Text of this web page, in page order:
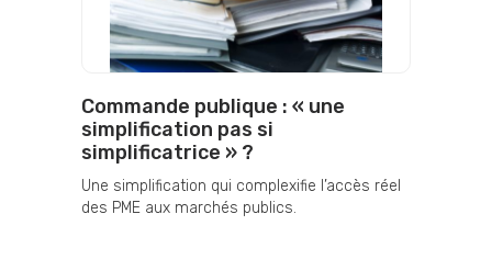
Commande publique : « une
simplification pas si
simplificatrice » ?
Une simplification qui complexifie l’accès réel
des PME aux marchés publics.